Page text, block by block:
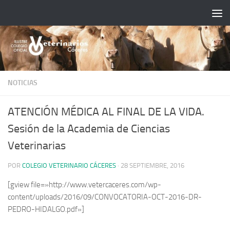
NOTICIAS
ATENCIÓN MÉDICA AL FINAL DE LA VIDA.
Sesión de la Academia de Ciencias
Veterinarias
POR COLEGIO VETERINARIO CÁCERES · 28 SEPTIEMBRE, 2016
[gview file=»http://www.vetercaceres.com/wp-
content/uploads/2016/09/CONVOCATORIA-OCT-2016-DR-
PEDRO-HIDALGO.pdf»]